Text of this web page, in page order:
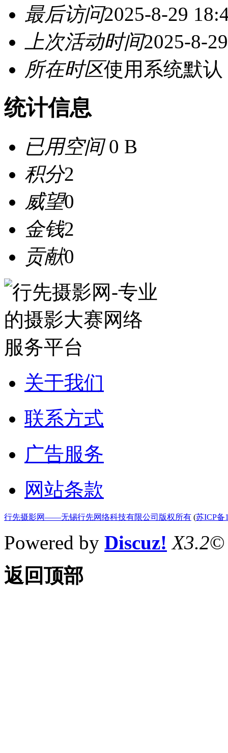
最后访问2025-8-29
上次活动时间2025-8-
所在时区使用系统默认
统计信息
已用空间0 B
积分2
威望0
金钱2
贡献0
关于我们
联系方式
广告服务
网站条款
行先摄影网——无锡行先网络科技有限公司版权所有 (苏ICP备
Powered by Discuz! X3.2©
返回顶部